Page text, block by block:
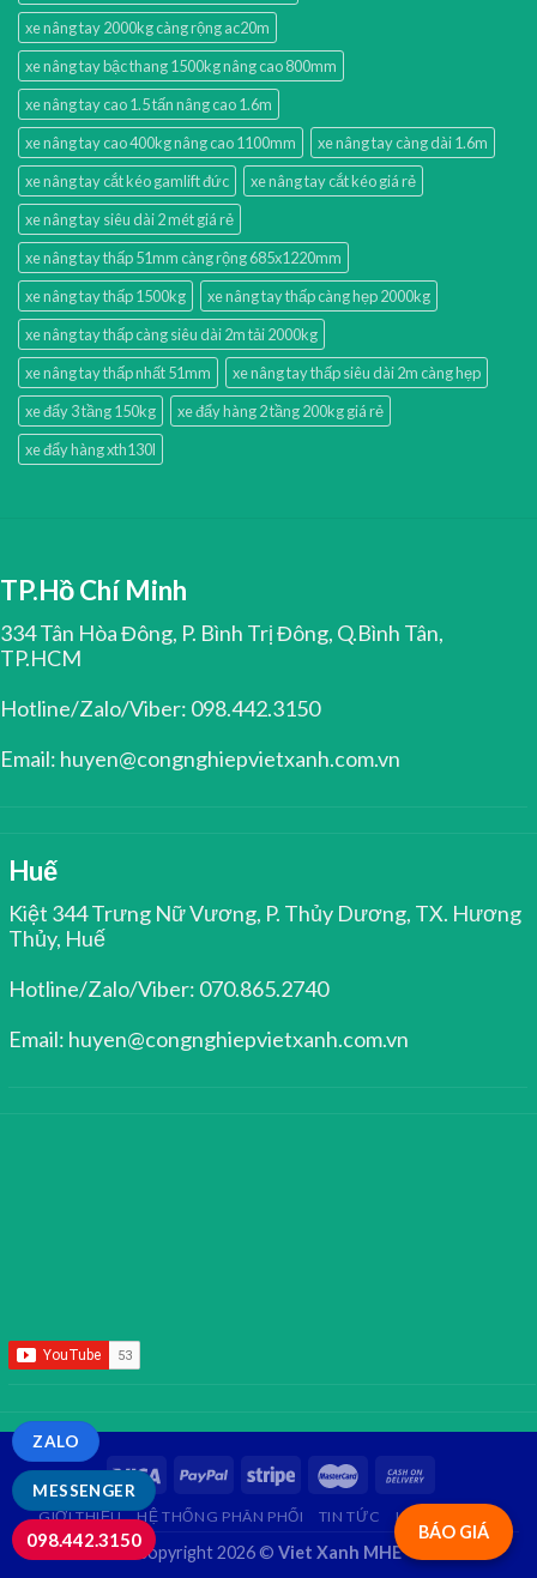
xe nâng tay 2000kg càng rộng ac20m
xe nâng tay bậc thang 1500kg nâng cao 800mm
xe nâng tay cao 1.5 tấn nâng cao 1.6m
xe nâng tay cao 400kg nâng cao 1100mm
xe nâng tay càng dài 1.6m
xe nâng tay cắt kéo gamlift đức
xe nâng tay cắt kéo giá rẻ
xe nâng tay siêu dài 2 mét giá rẻ
xe nâng tay thấp 51mm càng rộng 685x1220mm
xe nâng tay thấp 1500kg
xe nâng tay thấp càng hẹp 2000kg
xe nâng tay thấp càng siêu dài 2m tải 2000kg
xe nâng tay thấp nhất 51mm
xe nâng tay thấp siêu dài 2m càng hẹp
xe đẩy 3 tầng 150kg
xe đẩy hàng 2 tầng 200kg giá rẻ
xe đẩy hàng xth130l
TP.Hồ Chí Minh
334 Tân Hòa Đông, P. Bình Trị Đông, Q.Bình Tân,
TP.HCM
Hotline/Zalo/Viber: 098.442.3150
Email: huyen@congnghiepvietxanh.com.vn
Huế
Kiệt 344 Trưng Nữ Vương, P. Thủy Dương, TX. Hương
Thủy, Huế
Hotline/Zalo/Viber: 070.865.2740
Email: huyen@congnghiepvietxanh.com.vn
BÁO GIÁ
GIỚI THIỆU HỆ THỐNG PHÂN PHỐI TIN TỨC LIÊN HỆ
Copyright 2026 © Viet Xanh MHE
MESSENGER
ZALO
098.442.3150